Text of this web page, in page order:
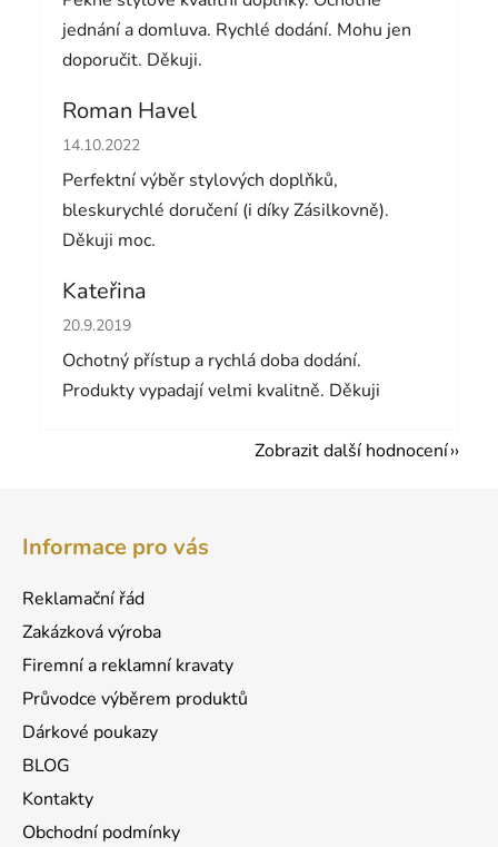
jednání a domluva. Rychlé dodání. Mohu jen
doporučit. Děkuji.
Roman Havel
Hodnocení obchodu je 5 z 5 hvězdiček.
14.10.2022
Perfektní výběr stylových doplňků,
bleskurychlé doručení (i díky Zásilkovně).
Děkuji moc.
Kateřina
Hodnocení obchodu je 5 z 5 hvězdiček.
20.9.2019
Ochotný přístup a rychlá doba dodání.
Produkty vypadají velmi kvalitně. Děkuji
Zobrazit další hodnocení
Informace pro vás
Reklamační řád
Zakázková výroba
Firemní a reklamní kravaty
Průvodce výběrem produktů
Dárkové poukazy
BLOG
Kontakty
Obchodní podmínky